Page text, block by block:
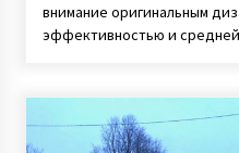
внимание оригинальным
эффективностью и